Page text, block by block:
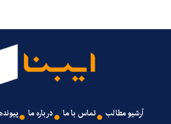
آرشیو مطالب تماس با ما درباره ما